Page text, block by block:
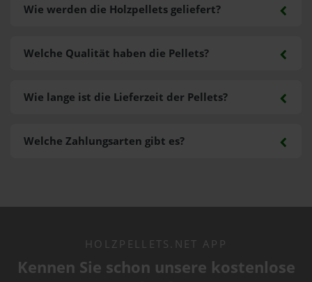
Wie werden die Holzpellets geliefert?
Welche Zahlungsarten gibt es?
Welche Qualität haben die Pellets?
Wie lange ist die Lieferzeit der Pellets?
HOLZPELLETS.NET APP
Kennen Sie schon unsere kostenlose